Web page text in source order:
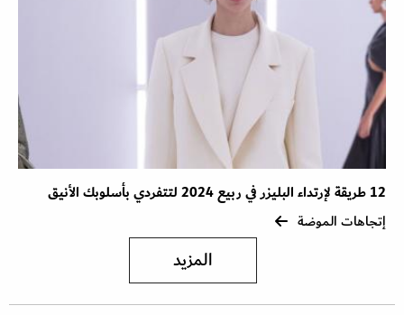
12 طريقة لإرتداء البليزر في ربيع 2024 لتتفردي بأسلوبك الأنيق
إتجاهات الموضة
المزيد